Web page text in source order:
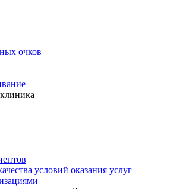
очков
условий оказания услуг